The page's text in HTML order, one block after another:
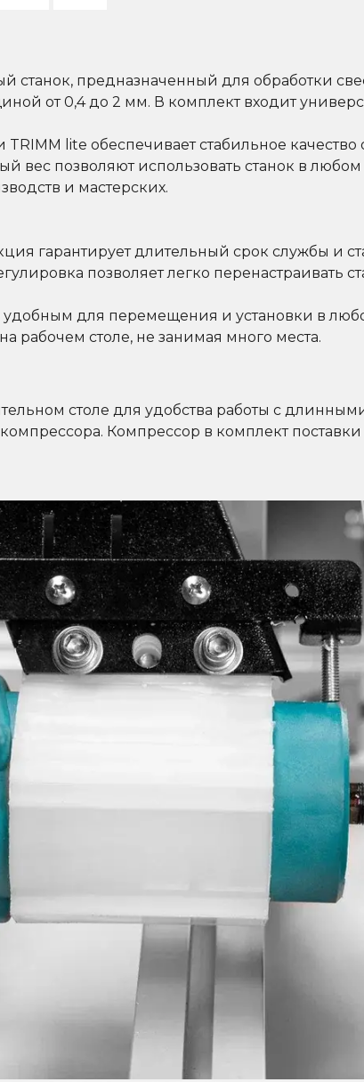
станок, предназначенный для обработки
от 0,4 до 2 мм. В комплект входит
lite обеспечивает стабильное качество
вес позволяют использовать станок в
и мастерских.
гарантирует длительный срок службы и
позволяет легко перенастраивать
для перемещения и установки в
рабочем столе, не занимая много места.
столе для удобства работы с
Компрессор в комплект поставки